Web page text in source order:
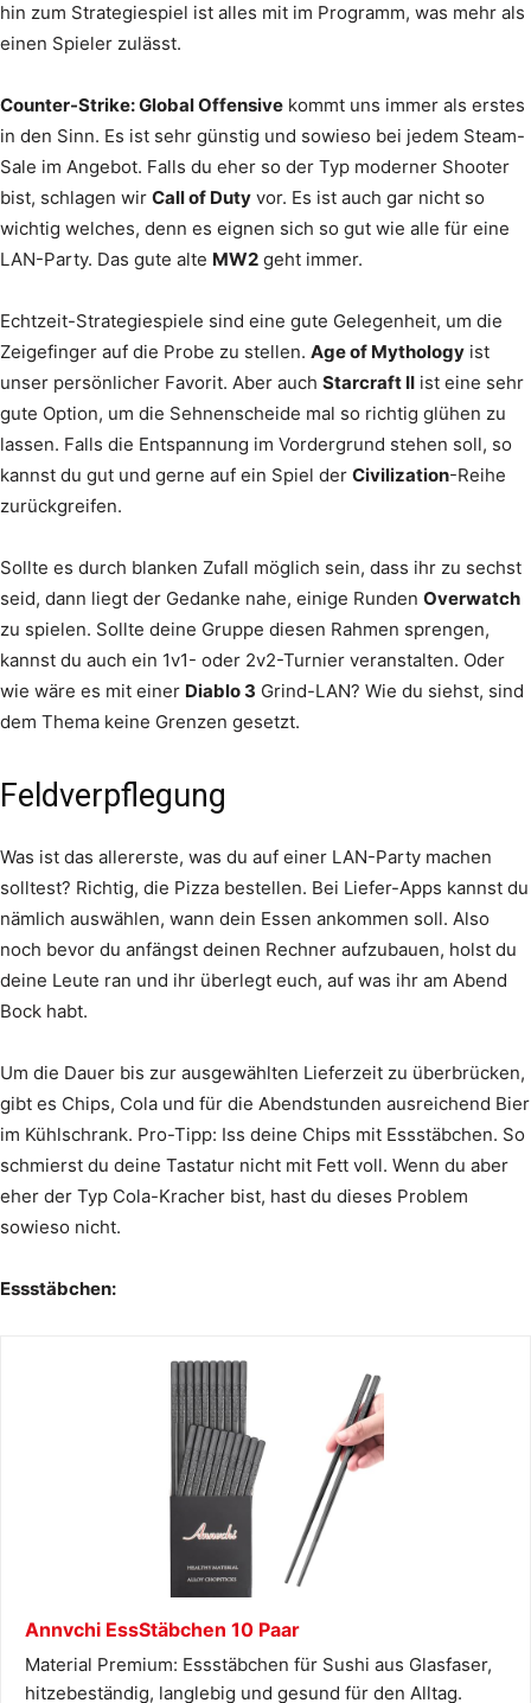
hin zum Strategiespiel ist alles mit im Programm, was mehr als
einen Spieler zulässt.
Counter-Strike: Global Offensive kommt uns immer als erstes
in den Sinn. Es ist sehr günstig und sowieso bei jedem Steam-
Sale im Angebot. Falls du eher so der Typ moderner Shooter
bist, schlagen wir Call of Duty vor. Es ist auch gar nicht so
wichtig welches, denn es eignen sich so gut wie alle für eine
LAN-Party. Das gute alte MW2 geht immer.
Echtzeit-Strategiespiele sind eine gute Gelegenheit, um die
Zeigefinger auf die Probe zu stellen. Age of Mythology ist
unser persönlicher Favorit. Aber auch Starcraft II ist eine sehr
gute Option, um die Sehnenscheide mal so richtig glühen zu
lassen. Falls die Entspannung im Vordergrund stehen soll, so
kannst du gut und gerne auf ein Spiel der Civilization-Reihe
zurückgreifen.
Sollte es durch blanken Zufall möglich sein, dass ihr zu sechst
seid, dann liegt der Gedanke nahe, einige Runden Overwatch
zu spielen. Sollte deine Gruppe diesen Rahmen sprengen,
kannst du auch ein 1v1- oder 2v2-Turnier veranstalten. Oder
wie wäre es mit einer Diablo 3 Grind-LAN? Wie du siehst, sind
dem Thema keine Grenzen gesetzt.
Feldverpflegung
Was ist das allererste, was du auf einer LAN-Party machen
solltest? Richtig, die Pizza bestellen. Bei Liefer-Apps kannst du
nämlich auswählen, wann dein Essen ankommen soll. Also
noch bevor du anfängst deinen Rechner aufzubauen, holst du
deine Leute ran und ihr überlegt euch, auf was ihr am Abend
Bock habt.
Um die Dauer bis zur ausgewählten Lieferzeit zu überbrücken,
gibt es Chips, Cola und für die Abendstunden ausreichend Bier
im Kühlschrank. Pro-Tipp: Iss deine Chips mit Essstäbchen. So
schmierst du deine Tastatur nicht mit Fett voll. Wenn du aber
eher der Typ Cola-Kracher bist, hast du dieses Problem
sowieso nicht.
Essstäbchen:
Annvchi EssStäbchen 10 Paar
Material Premium: Essstäbchen für Sushi aus Glasfaser,
hitzebeständig, langlebig und gesund für den Alltag.